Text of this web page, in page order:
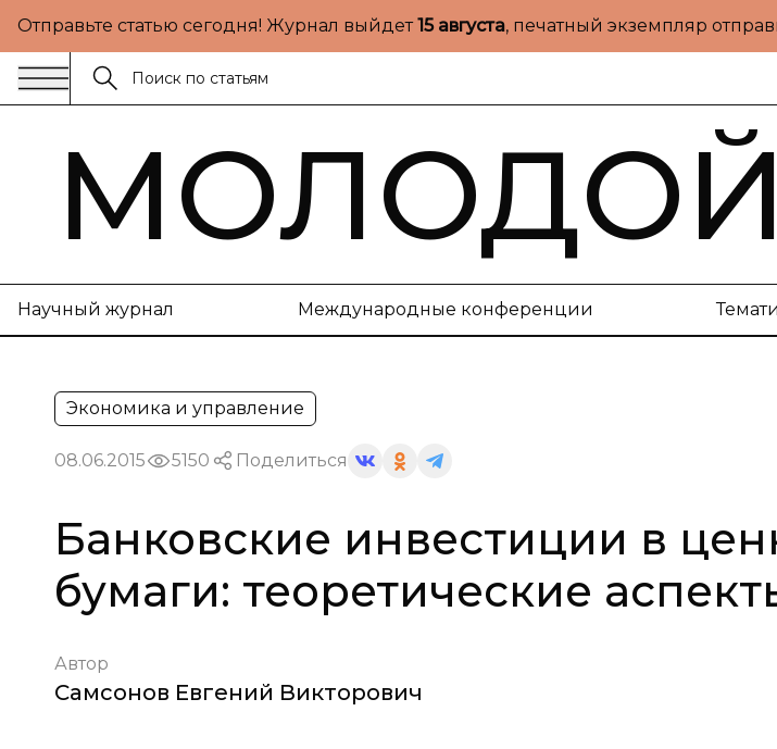
Отправьте статью сегодня! Журнал выйдет15 августа, печатный экземпляр
Научный журнал Международные конференции
Экономика и управление
08.06.2015 5150 Поделиться
Банковские инвестиции в
бумаги: теоретические
Автор
Самсонов Евгений Викторович